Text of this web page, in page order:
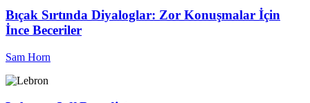
Bıçak Sırtında Diyaloglar: Zor Konuşmalar İçin
İnce Beceriler
Sam Horn